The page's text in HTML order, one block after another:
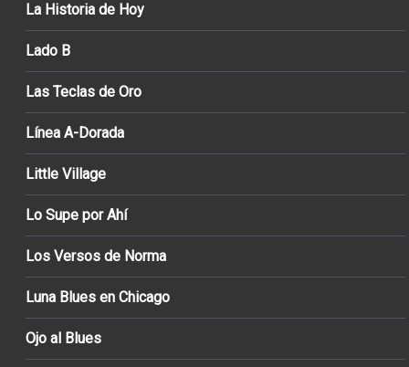
La Historia de Hoy
Lado B
Las Teclas de Oro
Línea A-Dorada
Little Village
Lo Supe por Ahí
Los Versos de Norma
Luna Blues en Chicago
Ojo al Blues